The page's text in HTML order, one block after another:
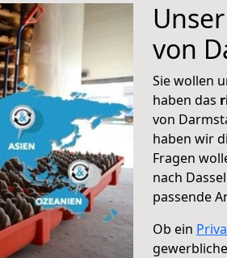
von
Sie wollen
haben das
von
haben wir
Fragen
nach
passende
Ob ein